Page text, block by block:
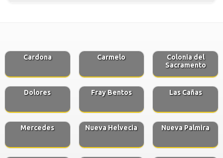
Cardona Carmelo
Colonia del
Sacramento
Dolores Fray Bentos Las Cañas
Mercedes Nueva Helvecia Nueva Palmira